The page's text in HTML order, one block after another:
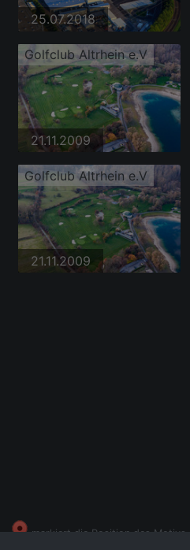
25.07.2018
Golfclub Altrhein e.V
21.11.2009
Golfclub Altrhein e.V
21.11.2009
markiert die Position des Motivs.